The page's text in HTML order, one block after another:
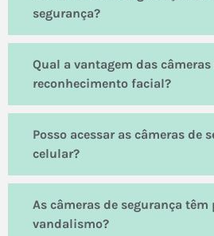
segurança?
Qual a vantagem das câmeras
reconhecimento facial?
Posso acessar as câmeras de
celular?
As câmeras de segurança
vandalismo?